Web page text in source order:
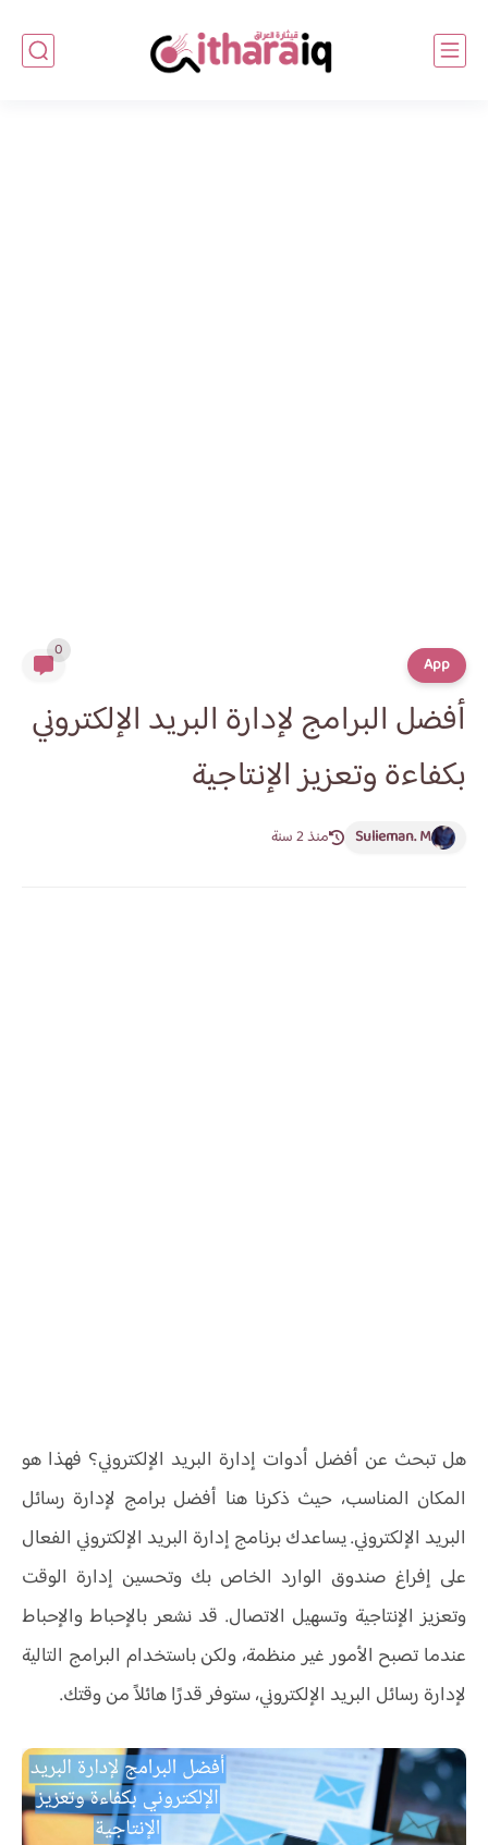
App
0
أفضل البرامج لإدارة البريد الإلكتروني
بكفاءة وتعزيز الإنتاجية
Sulieman. M منذ 2 سنة
هل تبحث عن أفضل أدوات إدارة البريد الإلكتروني؟ فهذا هو
المكان المناسب، حيث ذكرنا هنا أفضل برامج لإدارة رسائل
البريد الإلكتروني. يساعدك برنامج إدارة البريد الإلكتروني الفعال
على إفراغ صندوق الوارد الخاص بك وتحسين إدارة الوقت
وتعزيز الإنتاجية وتسهيل الاتصال. قد نشعر بالإحباط والإحباط
عندما تصبح الأمور غير منظمة، ولكن باستخدام البرامج التالية
لإدارة رسائل البريد الإلكتروني، ستوفر قدرًا هائلاً من وقتك.